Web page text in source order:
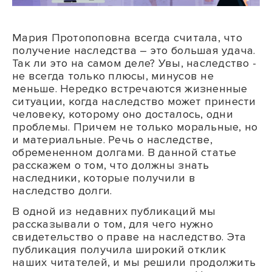
Мария Протопоповна всегда считала, что
получение наследства – это большая удача.
Так ли это на самом деле? Увы, наследство -
не всегда только плюсы, минусов не
меньше. Нередко встречаются жизненные
ситуации, когда наследство может принести
человеку, которому оно досталось, одни
проблемы. Причем не только моральные, но
и материальные. Речь о наследстве,
обремененном долгами. В данной статье
расскажем о том, что должны знать
наследники, которые получили в
наследство долги.
В одной из недавних публикаций мы
рассказывали о том, для чего нужно
свидетельство о праве на наследство. Эта
публикация получила широкий отклик
наших читателей, и мы решили продолжить